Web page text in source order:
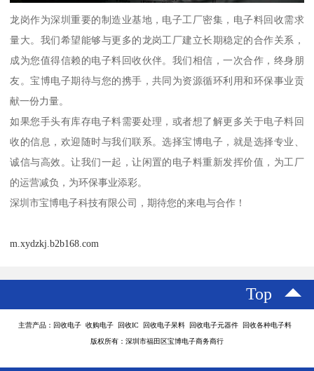
龙岗作为深圳重要的制造业基地，电子工厂密集，电子料回收需求
量大。我们希望能够与更多的龙岗工厂建立长期稳定的合作关系，
成为您值得信赖的电子料回收伙伴。我们相信，一次合作，终身朋
友。宝博电子期待与您的携手，共同为资源循环利用和环保事业贡
献一份力量。
如果您手头有库存电子料需要处理，或者想了解更多关于电子料回
收的信息，欢迎随时与我们联系。选择宝博电子，就是选择专业、
诚信与高效。让我们一起，让闲置的电子料重新发挥价值，为工厂
的运营减负，为环保事业添彩。
深圳市宝博电子科技有限公司，期待您的来电与合作！
m.xydzkj.b2b168.com
Top
主营产品：回收电子 收购电子 回收IC 回收电子呆料 回收电子元器件 回收各种电子料
版权所有：深圳市福田区宝博电子商务商行